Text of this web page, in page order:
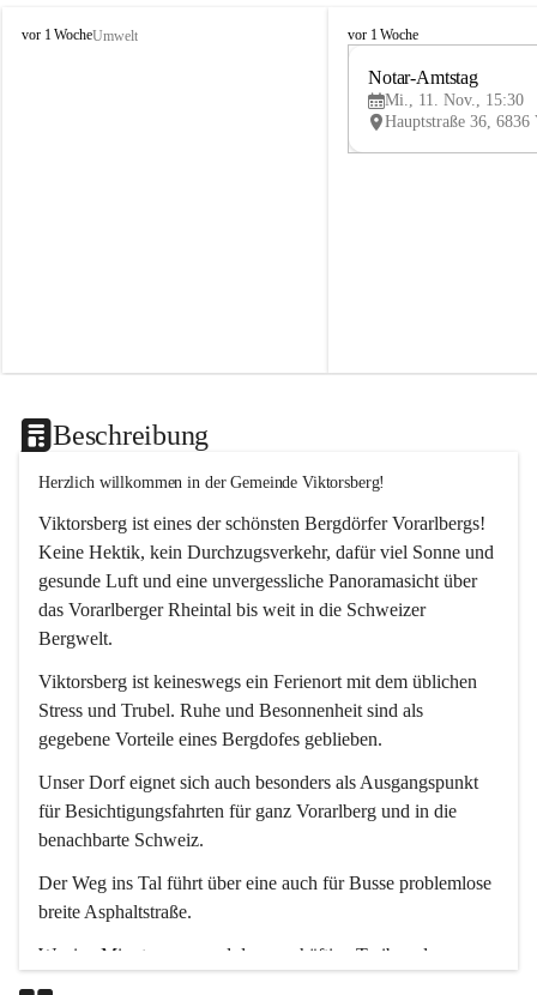
V
vor 1 WocheUmwelt
V
vor 1 Woche
Notar-Amtstag
Mi., 11. Nov., 15:30
Beschreibung
Herzlich willkommen in der Gemeinde Viktorsberg!
Viktorsberg ist eines der schönsten Bergdörfer Vorarlbergs!
Keine Hektik, kein Durchzugsverkehr, dafür viel Sonne und
gesunde Luft und eine unvergessliche Panoramasicht über
das Vorarlberger Rheintal bis weit in die Schweizer
Bergwelt.
Viktorsberg ist keineswegs ein Ferienort mit dem üblichen
Stress und Trubel. Ruhe und Besonnenheit sind als
gegebene Vorteile eines Bergdofes geblieben.
Unser Dorf eignet sich auch besonders als Ausgangspunkt
für Besichtigungsfahrten für ganz Vorarlberg und in die
benachbarte Schweiz.
Der Weg ins Tal führt über eine auch für Busse problemlose
breite Asphaltstraße.
Wenige Minuten nur, und das geschäftige Treiben der